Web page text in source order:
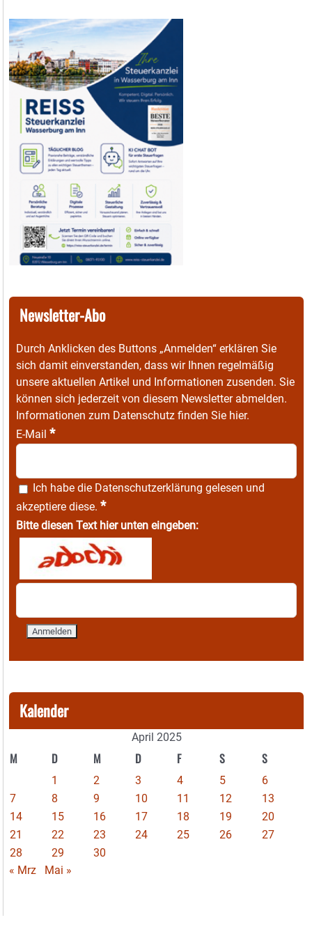
Newsletter-Abo
Durch Anklicken des Buttons „Anmelden“ erklären Sie
sich damit einverstanden, dass wir Ihnen regelmäßig
unsere aktuellen Artikel und Informationen zusenden. Sie
können sich jederzeit von diesem Newsletter abmelden.
Informationen zum Datenschutz finden Sie hier.
E-Mail *
Ich habe die Datenschutzerklärung gelesen und
akzeptiere diese. *
Bitte diesen Text hier unten eingeben:
Kalender
April 2025
M D M D F S S
1 2 3 4 5
6
7
8 9 10 11 12
13
14
15 16 17 18 19
20
21
22 23 24 25 26
27
28
29
30
« Mrz
Mai »